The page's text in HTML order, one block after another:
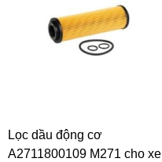
Lọc dầu động cơ
A2711800109 M271 cho xe